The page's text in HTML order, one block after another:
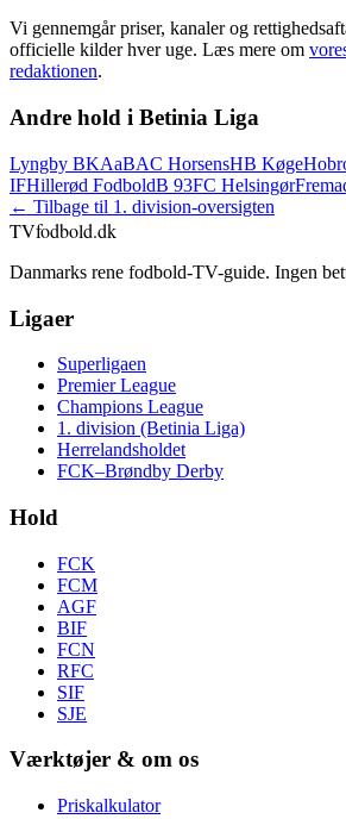
Vi gennemgår priser, kanaler og
officielle kilder hver uge. Læs mere om
redaktionen.
Andre hold i Betinia Liga
Lyngby BKAaBAC HorsensHB Køge
IFHillerød FodboldB 93FC Helsingør
← Tilbage til 1. division-oversigten
TVfodbold.dk
Danmarks rene fodbold-TV-guide. Ingen
Ligaer
Superligaen
Premier League
Champions League
1. division (Betinia Liga)
Herrelandsholdet
FCK–Brøndby Derby
Hold
FCK
FCM
AGF
BIF
FCN
RFC
SIF
SJE
Værktøjer & om os
Priskalkulator